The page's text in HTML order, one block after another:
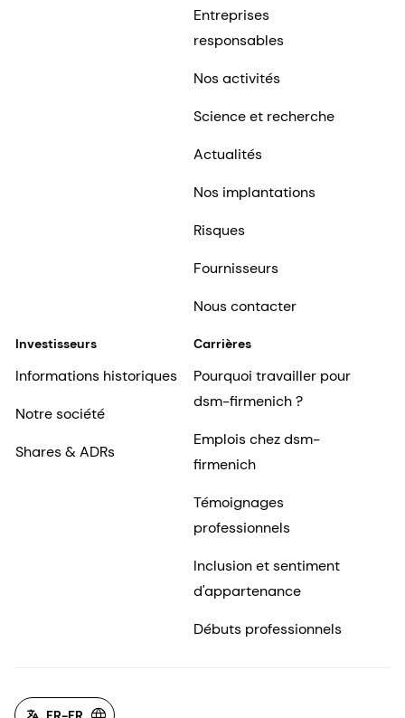
Entreprises
responsables
Nos activités
Science et recherche
Actualités
Nos implantations
Risques
Fournisseurs
Nous contacter
Investisseurs
Informations historiques
Notre société
Shares & ADRs
Carrières
Pourquoi travailler pour
dsm-firmenich ?
Emplois chez dsm-
firmenich
Témoignages
professionnels
Inclusion et sentiment
d'appartenance
Débuts professionnels